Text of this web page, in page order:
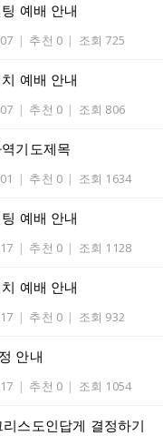
예배 안내
| 추천 0 | 조회 725
예배 안내
| 추천 0 | 조회 806
기도제목
| 추천 0 | 조회 1634
예배 안내
| 추천 0 | 조회 1128
예배 안내
| 추천 0 | 조회 932
안내
| 추천 0 | 조회 1054
스도인답게 결정하기